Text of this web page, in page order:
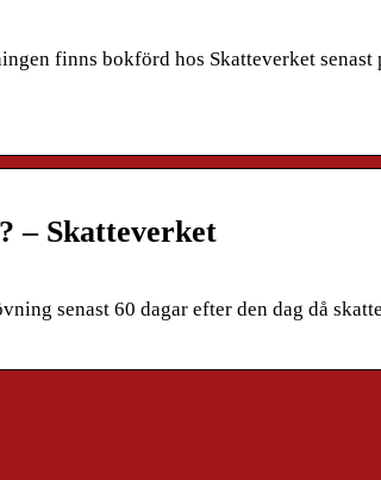
finns bokförd hos Skatteverket senast
– Skatteverket
senast 60 dagar efter den dag då